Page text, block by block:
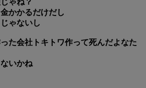
かかるだけだし
ゃないし
た会社トキトワ作って死んだよなた
いかね